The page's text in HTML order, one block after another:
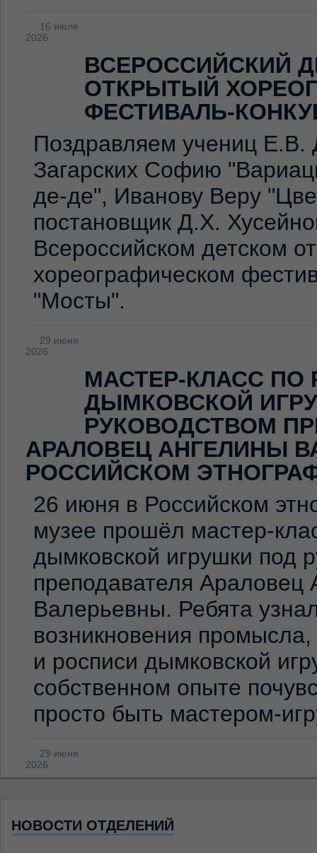
16 июля
2026
ВСЕРОССИЙСКИЙ
ОТКРЫТЫЙ
ФЕСТИВАЛЬ-
Поздравляем учениц Е.В.
Загарских Софию
де-де", Иванову Веру
постановщик Д.Х.
Всероссийском детском
хореографическом
"Мосты".
29 июня
2026
МАСТЕР-КЛАСС ПО
ДЫМКОВСКОЙ
РУКОВОДСТВОМ
АРАЛОВЕЦ АНГЕЛИНЫ
РОССИЙСКОМ
26 июня в Российском
музее прошёл мастер-
дымковской игрушки под
преподавателя Араловец
Валерьевны. Ребята
возникновения
и росписи дымковской
собственном опыте
просто быть мастером-
29 июня
2026
НОВОСТИ ОТДЕЛЕНИЙ